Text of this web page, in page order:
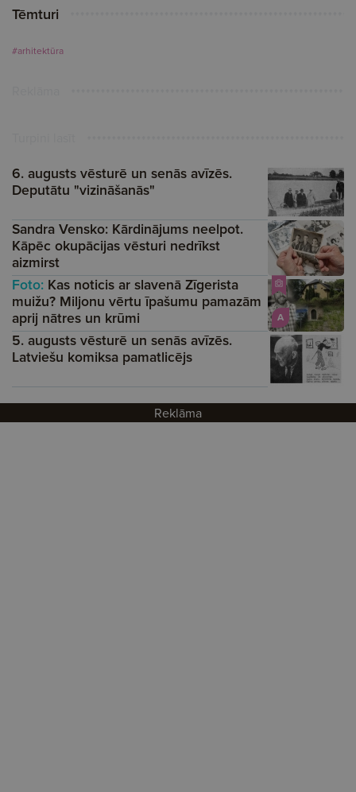
Tēmturi
#arhitektūra
6. augusts vēsturē un senās avīzēs.
Deputātu "vizināšanās"
Sandra Vensko: Kārdinājums neelpot.
Kāpēc okupācijas vēsturi nedrīkst
aizmirst
A
Foto: Kas noticis ar slavenā Zīgerista
muižu? Miljonu vērtu īpašumu pamazām
aprij nātres un krūmi
5. augusts vēsturē un senās avīzēs.
Latviešu komiksa pamatlicējs
Reklāma